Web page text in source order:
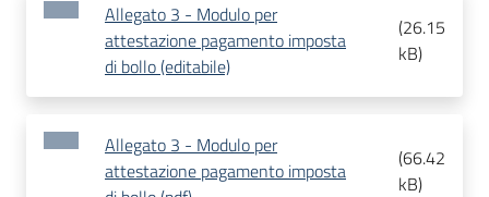
Allegato 3 - Modulo per
attestazione pagamento imposta
di bollo (editabile)
(26.15
kB)
Allegato 3 - Modulo per
attestazione pagamento imposta
(66.42
kB)